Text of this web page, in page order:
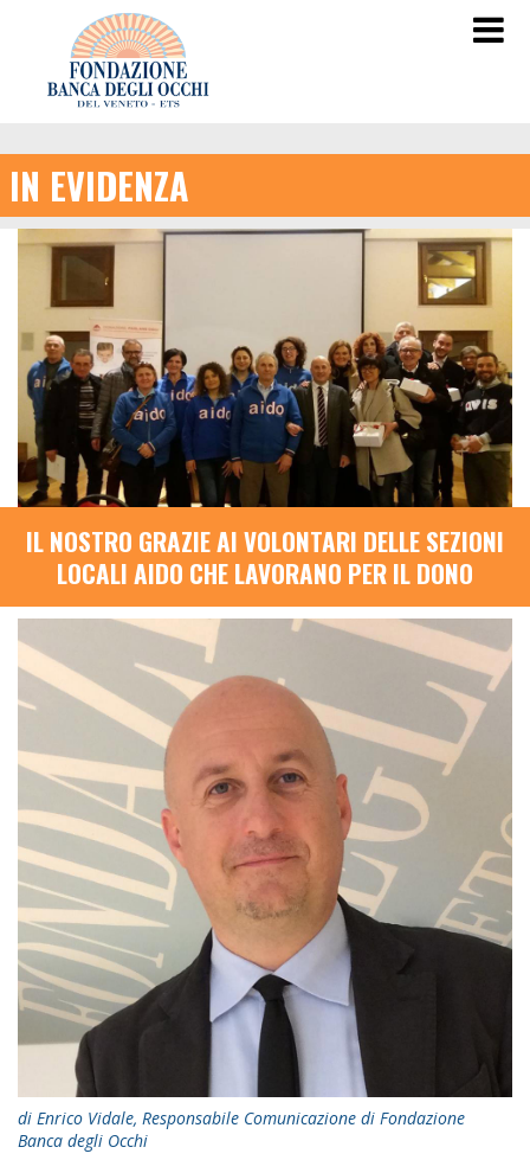
IN EVIDENZA
IL NOSTRO GRAZIE AI VOLONTARI DELLE SEZIONI
LOCALI AIDO CHE LAVORANO PER IL DONO
di Enrico Vidale, Responsabile Comunicazione di Fondazione
Banca degli Occhi